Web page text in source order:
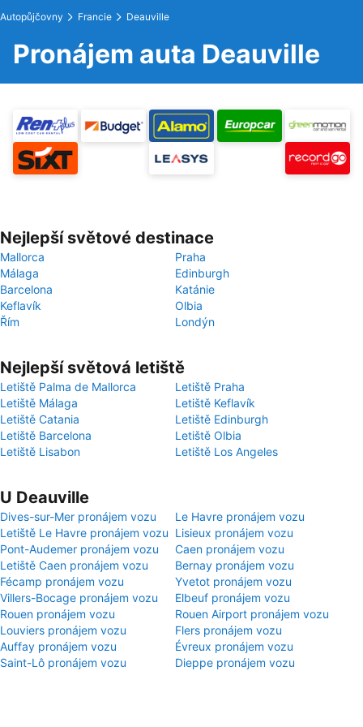
Autopůjčovny Francie Deauville
Pronájem auta Deauville
Nejlepší světové destinace
Mallorca
Praha
Málaga
Edinburgh
Barcelona
Katánie
Keflavík
Olbia
Řím
Londýn
Nejlepší světová letiště
Letiště Palma de Mallorca
Letiště Praha
Letiště Málaga
Letiště Keflavík
Letiště Catania
Letiště Edinburgh
Letiště Barcelona
Letiště Olbia
Letiště Lisabon
Letiště Los Angeles
U Deauville
Dives-sur-Mer pronájem vozu
Le Havre pronájem vozu
Letiště Le Havre pronájem vozu Lisieux pronájem vozu
Pont-Audemer pronájem vozu
Caen pronájem vozu
Letiště Caen pronájem vozu
Bernay pronájem vozu
Fécamp pronájem vozu
Yvetot pronájem vozu
Villers-Bocage pronájem vozu
Elbeuf pronájem vozu
Rouen pronájem vozu
Rouen Airport pronájem vozu
Louviers pronájem vozu
Flers pronájem vozu
Auffay pronájem vozu
Évreux pronájem vozu
Saint-Lô pronájem vozu
Dieppe pronájem vozu